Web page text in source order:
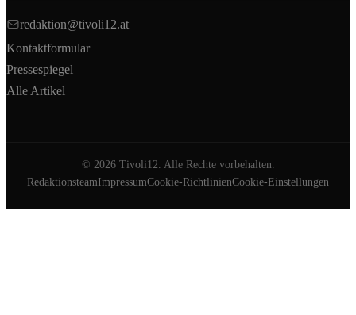
redaktion@tivoli12.at
Kontaktformular
Pressespiegel
Alle Artikel
© 2026Tivoli12. Alle Rechte vorbehalten.
RedaktionsteamImpressumCookie-RichtlinienCookie-Einstellungen